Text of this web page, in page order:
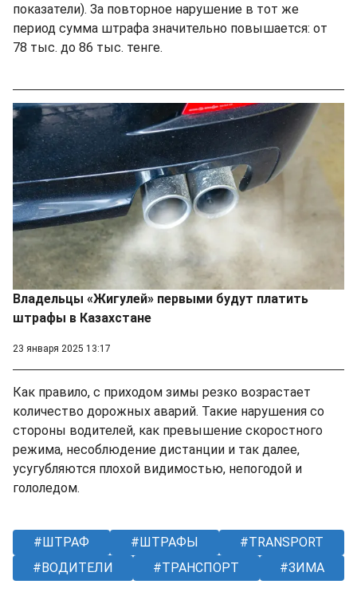
показатели). За повторное нарушение в тот же
период сумма штрафа значительно повышается: от
78 тыс. до 86 тыс. тенге.
Владельцы «Жигулей» первыми будут платить
штрафы в Казахстане
23 января 2025 13:17
Как правило, с приходом зимы резко возрастает
количество дорожных аварий. Такие нарушения со
стороны водителей, как превышение скоростного
режима, несоблюдение дистанции и так далее,
усугубляются плохой видимостью, непогодой и
гололедом.
ШТРАФ ШТРАФЫ
TRANSPORT
ВОДИТЕЛИ
ТРАНСПОРТ ЗИМА